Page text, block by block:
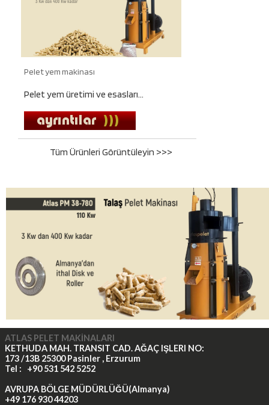
Pelet yem makinası
Pelet yem üretimi ve esasları...
Tüm Ürünleri Görüntüleyin >>>
ATLAS PELET MAKİNALARI
KETHUDA MAH. TRANSIT CAD. AĞAÇ IŞLERI NO:
173 /13B 25300 Pasinler , Erzurum
Tel : +90 531 542 5252
AVRUPA BÖLGE MÜDÜRLÜĞÜ(Almanya)
+49 176 930 44203